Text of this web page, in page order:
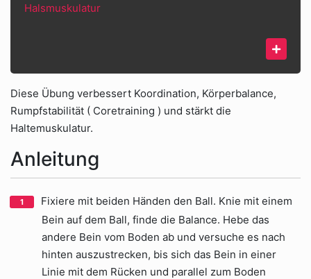
Halsmuskulatur
Diese Übung verbessert Koordination, Körperbalance,
Rumpfstabilität ( Coretraining ) und stärkt die
Haltemuskulatur.
Anleitung
Fixiere mit beiden Händen den Ball. Knie mit einem
Bein auf dem Ball, finde die Balance. Hebe das
andere Bein vom Boden ab und versuche es nach
hinten auszustrecken, bis sich das Bein in einer
Linie mit dem Rücken und parallel zum Boden